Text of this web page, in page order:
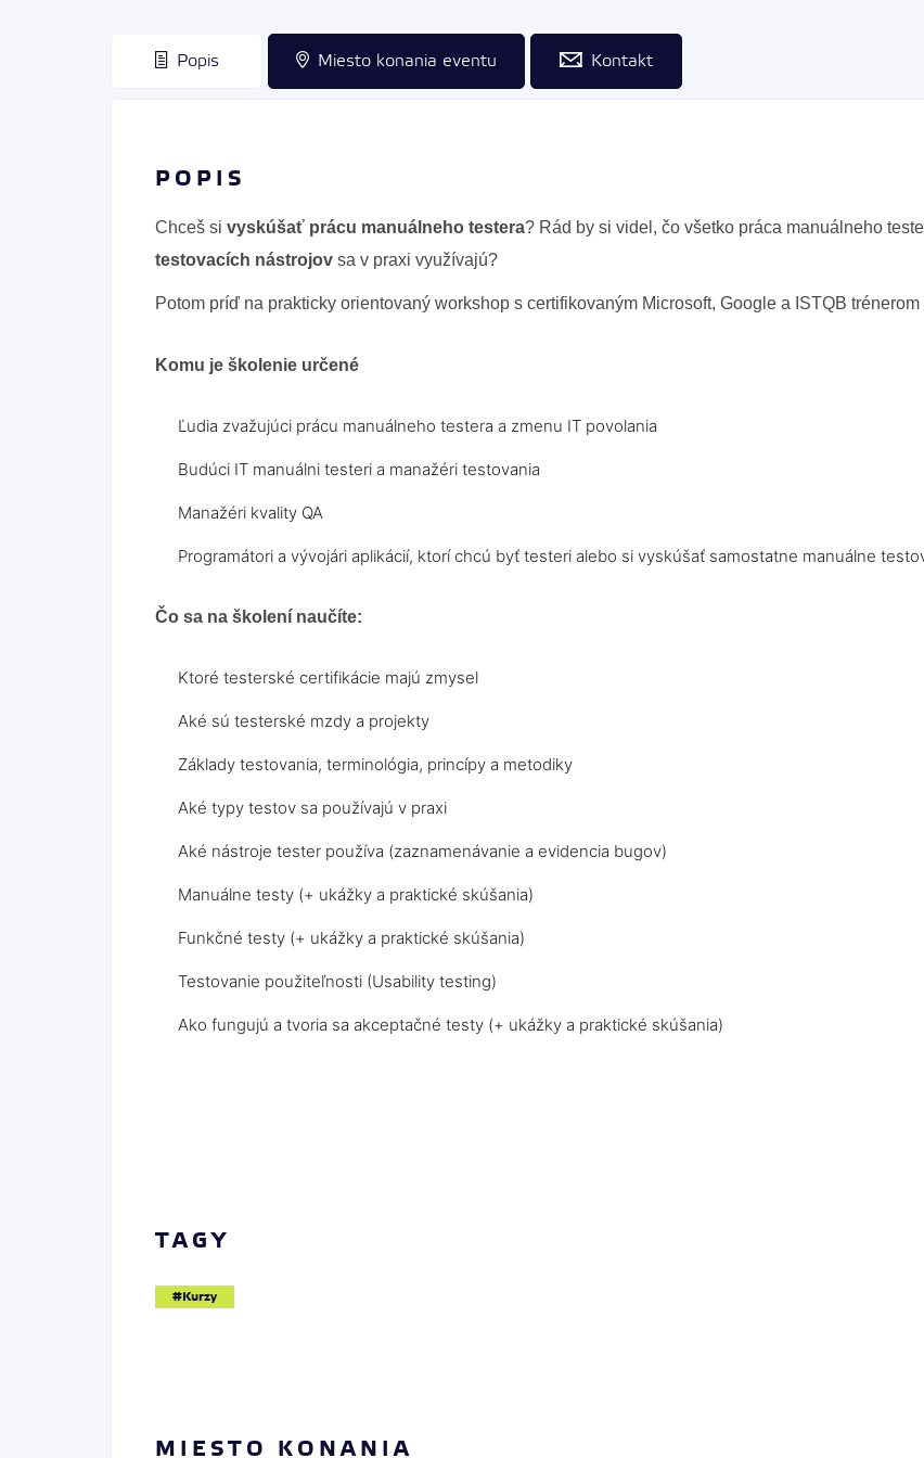
Popis Miesto konania eventu Kontakt
POPIS
Chceš si vyskúšať prácu manuálneho testera? Rád by si videl, čo všetko práca manuálneho
testovacích nástrojov sa v praxi využívajú?
Potom príď na prakticky orientovaný workshop s certifikovaným Microsoft, Google a ISTQB trénerom
Komu je školenie určené
Ľudia zvažujúci prácu manuálneho testera a zmenu IT povolania
Budúci IT manuálni testeri a manažéri testovania
Manažéri kvality QA
Programátori a vývojári aplikácií, ktorí chcú byť testeri alebo si vyskúšať samostatne manuálne
Čo sa na školení naučíte:
Ktoré testerské certifikácie majú zmysel
Aké sú testerské mzdy a projekty
Základy testovania, terminológia, princípy a metodiky
Aké typy testov sa používajú v praxi
Aké nástroje tester používa (zaznamenávanie a evidencia bugov)
Manuálne testy (+ ukážky a praktické skúšania)
Funkčné testy (+ ukážky a praktické skúšania)
Testovanie použiteľnosti (Usability testing)
Ako fungujú a tvoria sa akceptačné testy (+ ukážky a praktické skúšania)
TAGY
Kurzy
MIESTO KONANIA